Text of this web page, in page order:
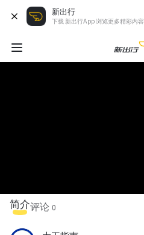
新出行
下载 新出行App 浏览更多精彩内容
简介评论 0